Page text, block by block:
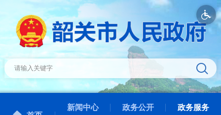
新闻中心 政务公开 政务服务